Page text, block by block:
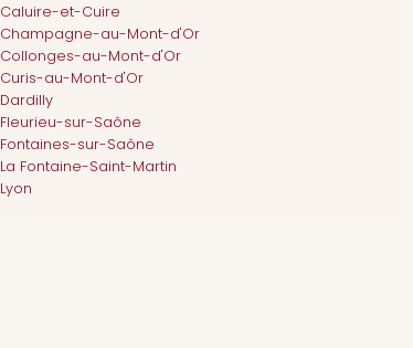
Caluire-et-Cuire
Champagne-au-Mont-d'Or
Collonges-au-Mont-d'Or
Curis-au-Mont-d'Or
Dardilly
Fleurieu-sur-Saône
Fontaines-sur-Saône
La Fontaine-Saint-Martin
Lyon